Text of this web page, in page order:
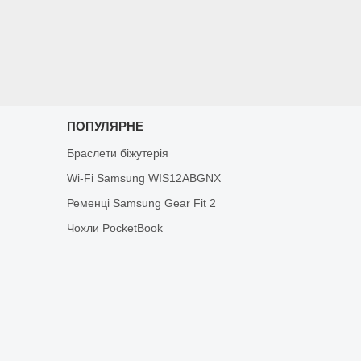
ПОПУЛЯРНЕ
Браслети біжутерія
Wi-Fi Samsung WIS12ABGNX
Ременці Samsung Gear Fit 2
Чохли PocketBook